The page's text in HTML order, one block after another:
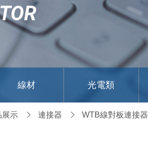
線材 光電類
展示 連接器 WTB線對板連接器